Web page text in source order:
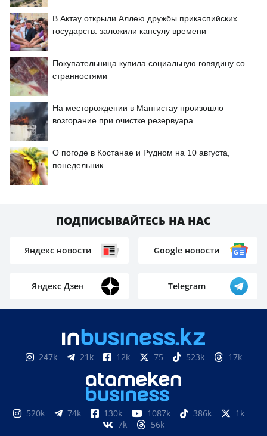
В Актау открыли Аллею дружбы прикаспийских
государств: заложили капсулу времени
Покупательница купила социальную говядину со
странностями
На месторождении в Мангистау произошло
возгорание при очистке резервуара
О погоде в Костанае и Рудном на 10 августа,
понедельник
ПОДПИСЫВАЙТЕСЬ НА НАС
Яндекс новости Google новости
Яндекс Дзен Telegram
247k 21k 12k 75 523k 17k
520k 74k 130k 1087k 386k
1k
7k
56k